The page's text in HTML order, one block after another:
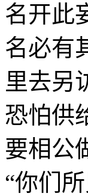
名开此
名必有
里去另
恐怕供
要相公
“你们